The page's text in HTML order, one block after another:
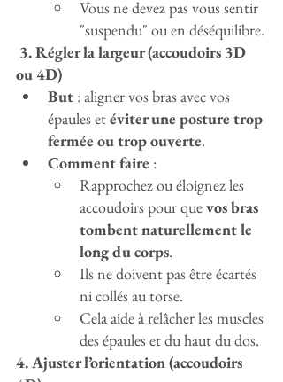
Vous ne devez pas vous sentir
"suspendu" ou en déséquilibre.
3. Régler la largeur (accoudoirs 3D
ou 4D)
But : aligner vos bras avec vos
épaules et éviter une posture trop
fermée ou trop ouverte.
Comment faire :
Rapprochez ou éloignez les
accoudoirs pour que vos bras
tombent naturellement le
long du corps.
Ils ne doivent pas être écartés
ni collés au torse.
Cela aide à relâcher les muscles
des épaules et du haut du dos.
4. Ajuster l’orientation (accoudoirs